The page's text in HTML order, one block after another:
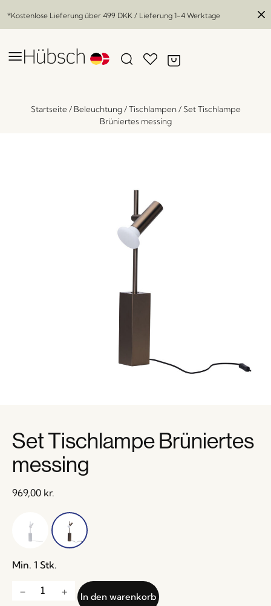
*Kostenlose Lieferung über 499 DKK / Lieferung 1-4 Werktage
Startseite/ Beleuchtung/Tischlampen/ Set Tischlampe
Brüniertes messing
Set Tischlampe Brüniertes
messing
969,00 kr.
Min. 1 Stk.
In den warenkorb